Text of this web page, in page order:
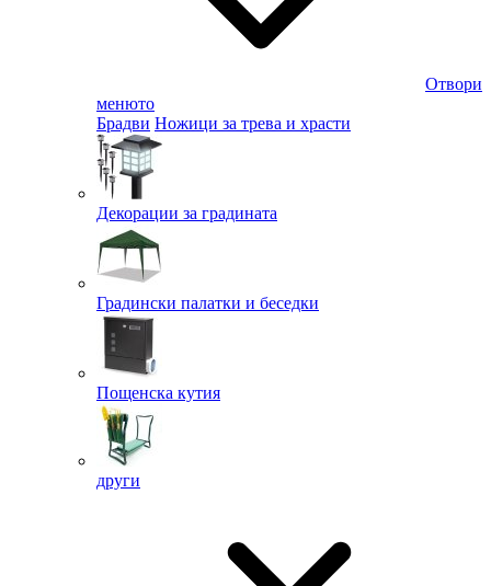
Отвори
менюто
Брадви Ножици за трева и храсти
Декорации за градината
Градински палатки и беседки
Пощенска кутия
други